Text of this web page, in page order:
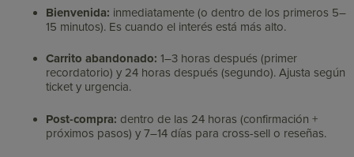
Bienvenida: inmediatamente (o dentro de los primeros 5–
15 minutos). Es cuando el interés está más alto.
Carrito abandonado: 1–3 horas después (primer
recordatorio) y 24 horas después (segundo). Ajusta según
ticket y urgencia.
Post-compra: dentro de las 24 horas (confirmación +
próximos pasos) y 7–14 días para cross-sell o reseñas.